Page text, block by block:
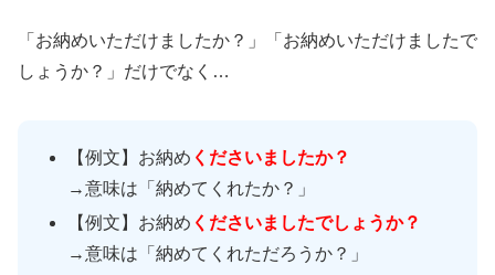
「お納めいただけましたか？」「お納めいただけましたで
しょうか？」だけでなく…
【例文】お納め くださいましたか？
→意味は「納めてくれたか？」
【例文】お納め くださいましたでしょうか？
→意味は「納めてくれただろうか？」